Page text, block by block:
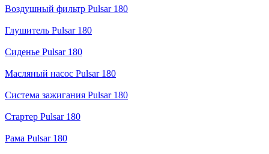
Воздушный фильтр Pulsar 180
Глушитель Pulsar 180
Сиденье Pulsar 180
Масляный насос Pulsar 180
Система зажигания Pulsar 180
Стартер Pulsar 180
Рама Pulsar 180